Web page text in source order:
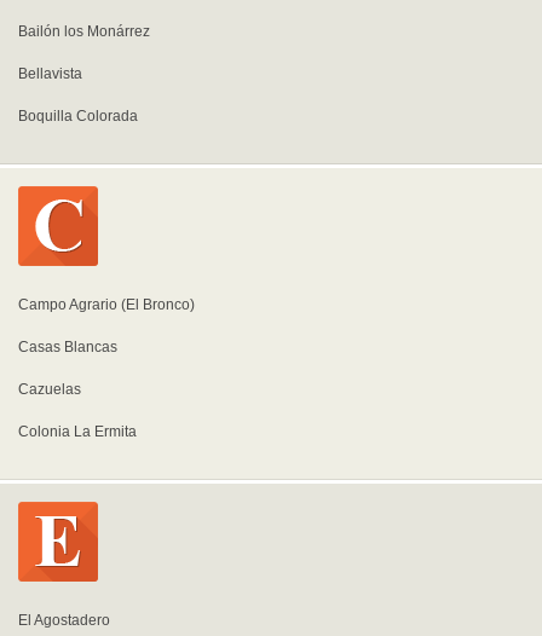
Bailón los Monárrez
Bellavista
Boquilla Colorada
Campo Agrario (El Bronco)
Casas Blancas
Cazuelas
Colonia La Ermita
El Agostadero